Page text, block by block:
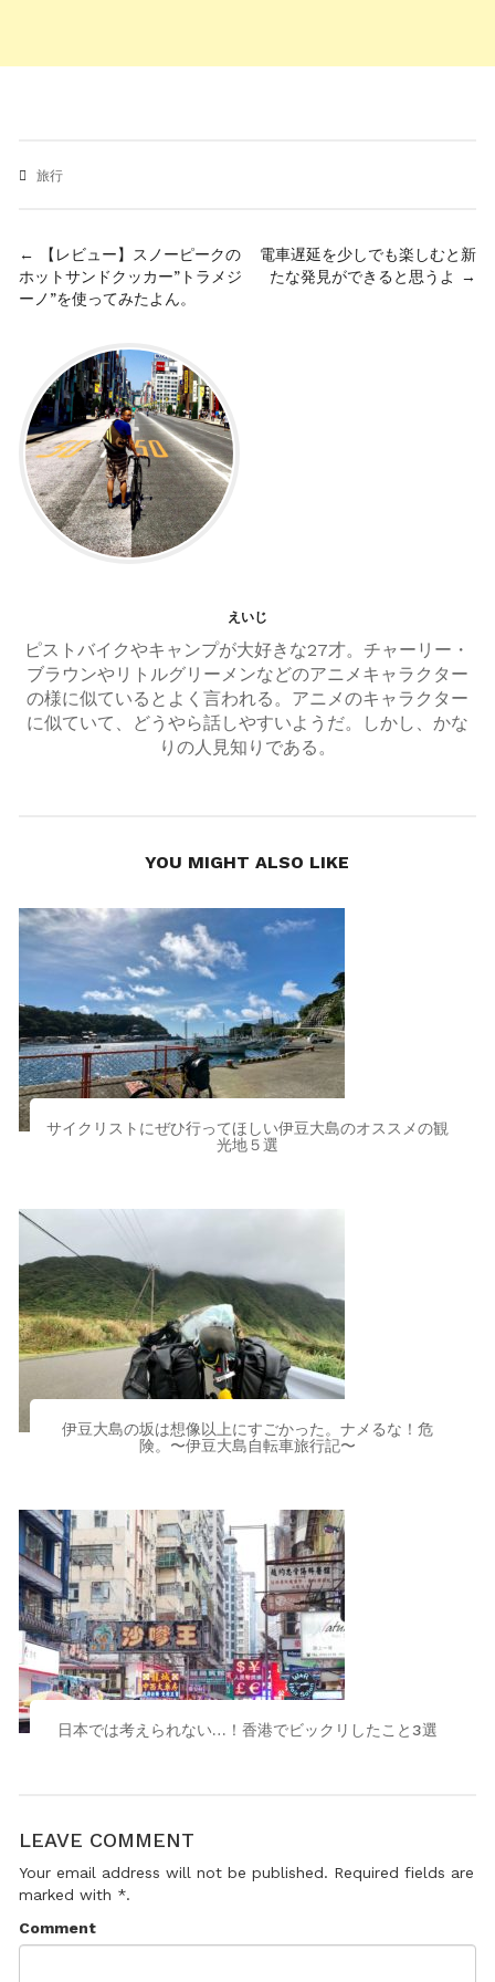
旅行
投
稿
ゲ
ー
シ
ョ
← 【レビュー】スノーピークの
ホットサンドクッカー”トラメジ
ーノ”を使ってみたよん。
電車遅延を少しでも楽しむと新
たな発見ができると思うよ →
えいじ
ピストバイクやキャンプが大好きな27才。チャーリー・
ブラウンやリトルグリーメンなどのアニメキャラクター
の様に似ているとよく言われる。アニメのキャラクター
に似ていて、どうやら話しやすいようだ。しかし、かな
りの人見知りである。
YOU MIGHT ALSO LIKE
サイクリストにぜひ行ってほしい伊豆大島のオススメの観
光地５選
伊豆大島の坂は想像以上にすごかった。ナメるな！危
険。〜伊豆大島自転車旅行記〜
日本では考えられない…！香港でビックリしたこと3選
LEAVE COMMENT
Your email address will not be published. Required fields are
marked with *.
Comment